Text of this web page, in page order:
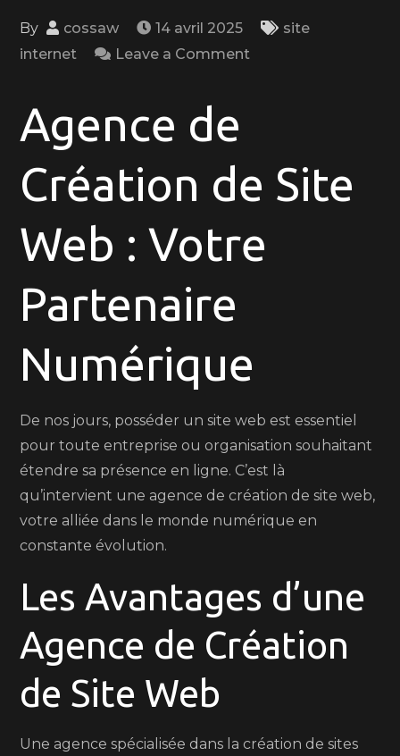
By cossaw 14 avril 2025
site
internet
Leave a Comment
Site
Web
Votre
Agence de
Création de Site
Web : Votre
Partenaire
Numérique
De nos jours, posséder un site web est essentiel
pour toute entreprise ou organisation souhaitant
étendre sa présence en ligne. C’est là
qu’intervient une agence de création de site web,
votre alliée dans le monde numérique en
constante évolution.
Les Avantages d’une
Agence de Création
de Site Web
Une agence spécialisée dans la création de sites